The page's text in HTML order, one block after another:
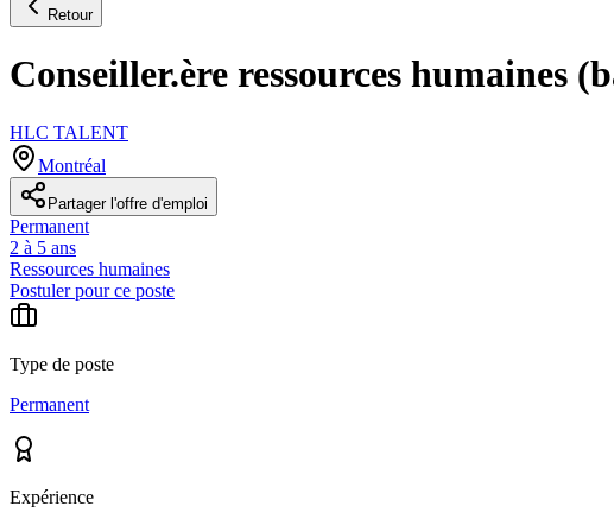
Retour
Conseiller.ère ressources humaines
HLC TALENT
Montréal
Partager l'offre d'emploi
Permanent
2 à 5 ans
Ressources humaines
Postuler pour ce poste
Type de poste
Permanent
Expérience